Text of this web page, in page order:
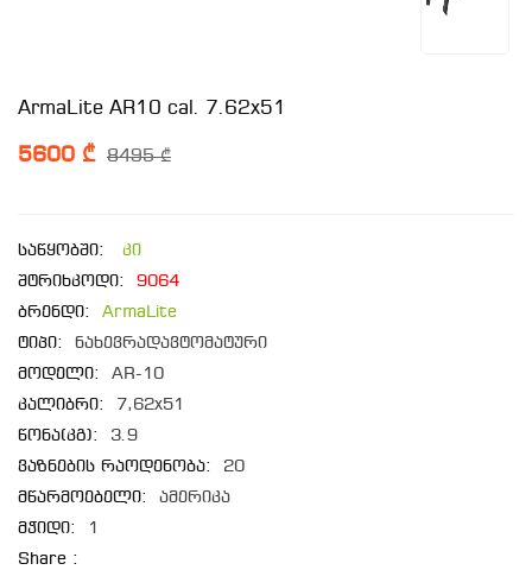
ArmaLite AR10 cal. 7.62x51
5600 ₾ 8495 ₾
საწყობში:
კი
შტრიხკოდი:
9064
ბრენდი:
ArmaLite
ტიპი:
ნახევრადავტომატური
მოდელი:
AR-10
კალიბრი:
7,62x51
წონა(კგ):
3.9
ვაზნების რაოდენობა:
20
მწარმოებელი:
ამერიკა
მჭიდი:
1
Share :